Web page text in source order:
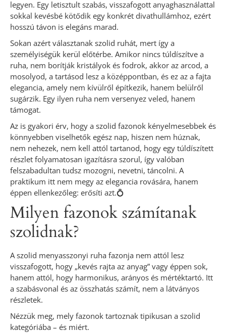
legyen. Egy letisztult szabás, visszafogott anyaghasználattal
sokkal kevésbé kötődik egy konkrét divathullámhoz, ezért
hosszú távon is elegáns marad.
Sokan azért választanak szolid ruhát, mert így a
személyiségük kerül előtérbe. Amikor nincs túldíszítve a
ruha, nem borítják kristályok és fodrok, akkor az arcod, a
mosolyod, a tartásod lesz a középpontban, és ez az a fajta
elegancia, amely nem kívülről építkezik, hanem belülről
sugárzik. Egy ilyen ruha nem versenyez veled, hanem
támogat.
Az is gyakori érv, hogy a szolid fazonok kényelmesebbek és
könnyebben viselhetők egész nap, hiszen nem húznak,
nem nehezek, nem kell attól tartanod, hogy egy túldíszített
részlet folyamatosan igazításra szorul, így valóban
felszabadultan tudsz mozogni, nevetni, táncolni. A
praktikum itt nem megy az elegancia rovására, hanem
éppen ellenkezőleg: erősíti azt.💍
Milyen fazonok számítanak
szolidnak?
A szolid menyasszonyi ruha fazonja nem attól lesz
visszafogott, hogy „kevés rajta az anyag” vagy éppen sok,
hanem attól, hogy harmonikus, arányos és mértéktartó. Itt
a szabásvonal és az összhatás számít, nem a látványos
részletek.
Nézzük meg, mely fazonok tartoznak tipikusan a szolid
kategóriába – és miért.